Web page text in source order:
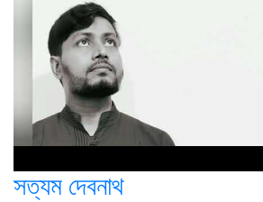
সত্যম দেবনাথ